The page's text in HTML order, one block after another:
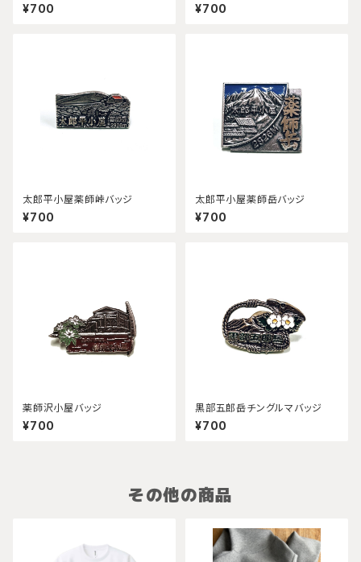
¥700 ¥700
太郎平小屋薬師峠バッジ
¥700
太郎平小屋薬師岳バッジ
¥700
薬師沢小屋バッジ
¥700
黒部五郎岳チングルマバッジ
¥700
その他の商品